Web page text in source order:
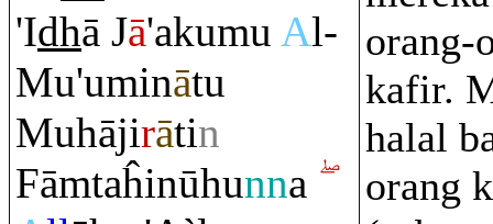
'Idhā Jā'akumu Al-
Mu'uminātu
Muhājirātin
Fāmtaĥinūhunna
orang-
kafir.
halal
orang